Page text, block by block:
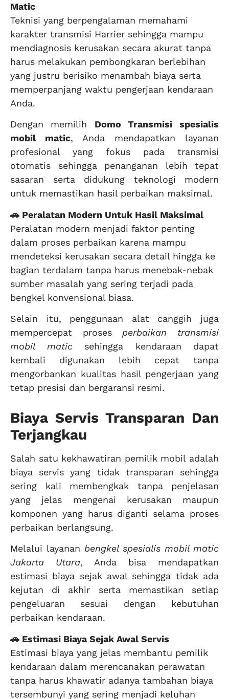
Matic
Teknisi yang berpengalaman memahami
karakter transmisi Harrier sehingga mampu
mendiagnosis kerusakan secara akurat tanpa
harus melakukan pembongkaran berlebihan
yang justru berisiko menambah biaya serta
memperpanjang waktu pengerjaan kendaraan
Anda.
Dengan memilih Domo Transmisi
spesialis
mobil matic, Anda mendapatkan layanan
profesional yang fokus pada transmisi
otomatis sehingga penanganan lebih tepat
sasaran serta didukung teknologi modern
untuk memastikan hasil perbaikan maksimal.
🚗 Peralatan Modern Untuk Hasil Maksimal
Peralatan modern menjadi faktor penting
dalam proses perbaikan karena mampu
mendeteksi kerusakan secara detail hingga ke
bagian terdalam tanpa harus menebak-nebak
sumber masalah yang sering terjadi pada
bengkel konvensional biasa.
Selain itu, penggunaan alat canggih juga
mempercepat proses perbaikan transmisi
mobil maticsehingga kendaraan dapat
kembali digunakan lebih cepat tanpa
mengorbankan kualitas hasil pengerjaan yang
tetap presisi dan bergaransi resmi.
Biaya Servis Transparan Dan
Terjangkau
Salah satu kekhawatiran pemilik mobil adalah
biaya servis yang tidak transparan sehingga
sering kali membengkak tanpa penjelasan
yang jelas mengenai kerusakan maupun
komponen yang harus diganti selama proses
perbaikan berlangsung.
Melalui layanan bengkel spesialis mobil matic
Jakarta Utara, Anda bisa mendapatkan
estimasi biaya sejak awal sehingga tidak ada
kejutan di akhir serta memastikan setiap
pengeluaran sesuai dengan kebutuhan
perbaikan kendaraan.
🚗 Estimasi Biaya Sejak Awal Servis
Estimasi biaya yang jelas membantu pemilik
kendaraan dalam merencanakan perawatan
tanpa harus khawatir adanya tambahan biaya
tersembunyi yang sering menjadi keluhan